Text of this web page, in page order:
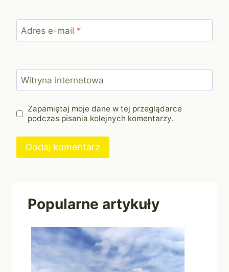
Adres e-mail *
Witryna internetowa
Zapamiętaj moje dane w tej przeglądarce
podczas pisania kolejnych komentarzy.
Popularne artykuły